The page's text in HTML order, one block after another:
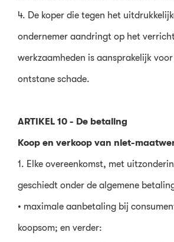
4. De koper die tegen het
ondernemer aandringt op het
werkzaamheden is aansprakelijk
ontstane schade.
ARTIKEL 10 - De betaling
Koop en verkoop van niet-
1. Elke overeenkomst, met
geschiedt onder de algemene
• maximale aanbetaling bij
koopsom; en verder: